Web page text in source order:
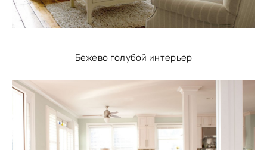
Бежево голубой интерьер